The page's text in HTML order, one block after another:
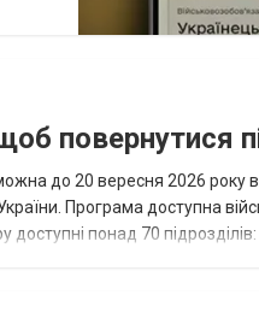
повернутися
до 20 вересня 2026 року
Програма доступна
понад 70 підрозділів: